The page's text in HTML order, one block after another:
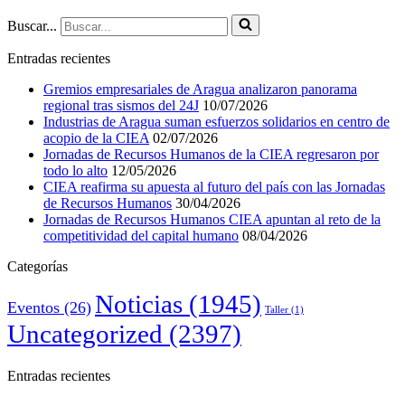
Buscar...
Entradas recientes
Gremios empresariales de Aragua analizaron panorama
regional tras sismos del 24J 10/07/2026
Industrias de Aragua suman esfuerzos solidarios en centro de
acopio de la CIEA 02/07/2026
Jornadas de Recursos Humanos de la CIEA regresaron por
todo lo alto 12/05/2026
CIEA reafirma su apuesta al futuro del país con las Jornadas
de Recursos Humanos 30/04/2026
Jornadas de Recursos Humanos CIEA apuntan al reto de la
competitividad del capital humano 08/04/2026
Categorías
Eventos (26) Noticias (1945) Taller (1)
Uncategorized (2397)
Entradas recientes